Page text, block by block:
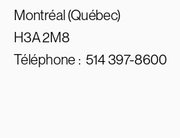
Montréal (Québec)
H3A 2M8
Téléphone :514 397-8600